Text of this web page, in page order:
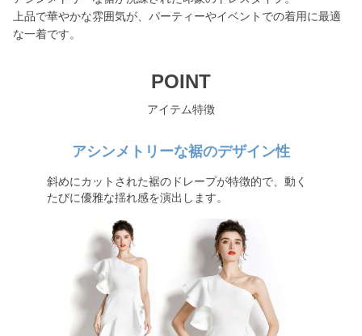
上品で華やかな雰囲気が、パーティーやイベントでの着用に最適
な一着です。
POINT
アイテム特徴
アシンメトリーな裾のデザイン性
斜めにカットされた裾のドレープが特徴的で、動く
たびに優雅な揺れ感を演出します。